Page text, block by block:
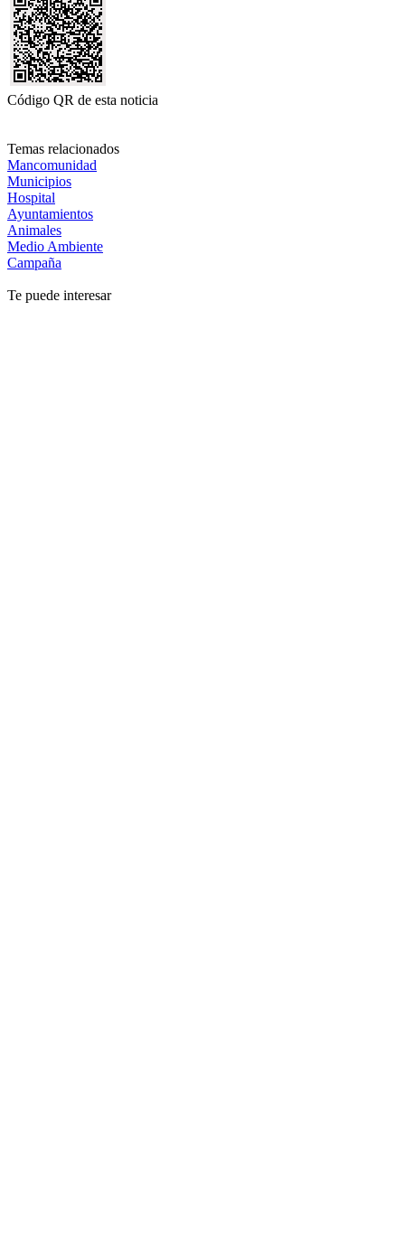
Código QR de esta noticia
Temas relacionados
Mancomunidad
Municipios
Hospital
Ayuntamientos
Animales
Medio Ambiente
Campaña
Te puede interesar